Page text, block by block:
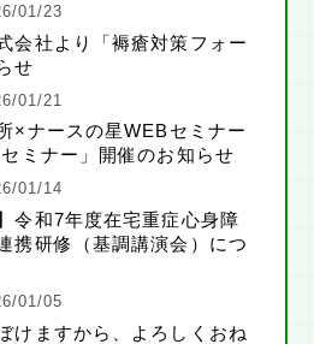
ションを探す
01/23
会社より「褥瘡対策フォー
せ
01/21
×ナースの星WEBセミナー
セミナー」開催のお知らせ
01/14
令和7年度在宅重症心身障
携研修（基調講演会）につ
01/05
けますから、よろしくおね